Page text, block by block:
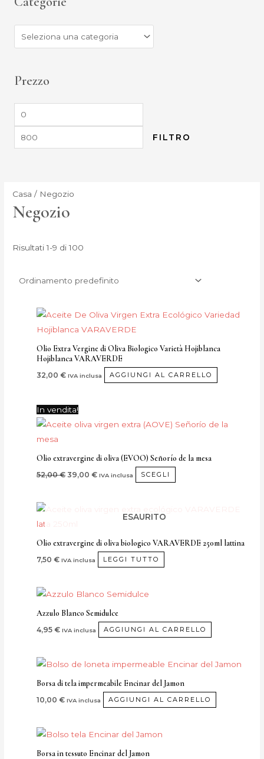
Prezzo
FILTRO
Casa / Negozio
Negozio
Risultati 1-9 di 100
Olio Extra Vergine di Oliva Biologico Varietà Hojiblanca
Hojiblanca VARAVERDE
32,00€ IVA inclusa AGGIUNGI AL CARRELLO
In vendita!
Olio extravergine di oliva (EVOO) Señorío de la mesa
52,00€
Il
prezzo
originale
39,00€
attuale
IVA inclusa SCEGLI
prodotto
più
varianti.
Le
scelte
ESAURITO
Olio extravergine di oliva biologico VARAVERDE 250ml lattina
7,50€ IVA inclusa LEGGI TUTTO
Azzulo Blanco Semidulce
4,95€ IVA inclusa AGGIUNGI AL CARRELLO
Borsa di tela impermeabile Encinar del Jamon
10,00€ IVA inclusa AGGIUNGI AL CARRELLO
Borsa in tessuto Encinar del Jamon